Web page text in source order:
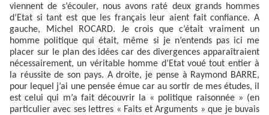
viennent de s’écouler, nous avons raté deux grands hommes
d’Etat si tant est que les français leur aient fait confiance. A
gauche, Michel ROCARD. Je crois que c’était vraiment un
homme politique qui était, même si je n’entends pas ici me
placer sur le plan des idées car des divergences apparaîtraient
nécessairement, un véritable homme d’Etat voué tout entier à
la réussite de son pays. A droite, je pense à Raymond BARRE,
pour lequel j’ai une pensée émue car au sortir de mes études, il
est celui qui m’a fait découvrir la « politique raisonnée » (en
particulier avec ses lettres « Faits et Arguments » que je buvais